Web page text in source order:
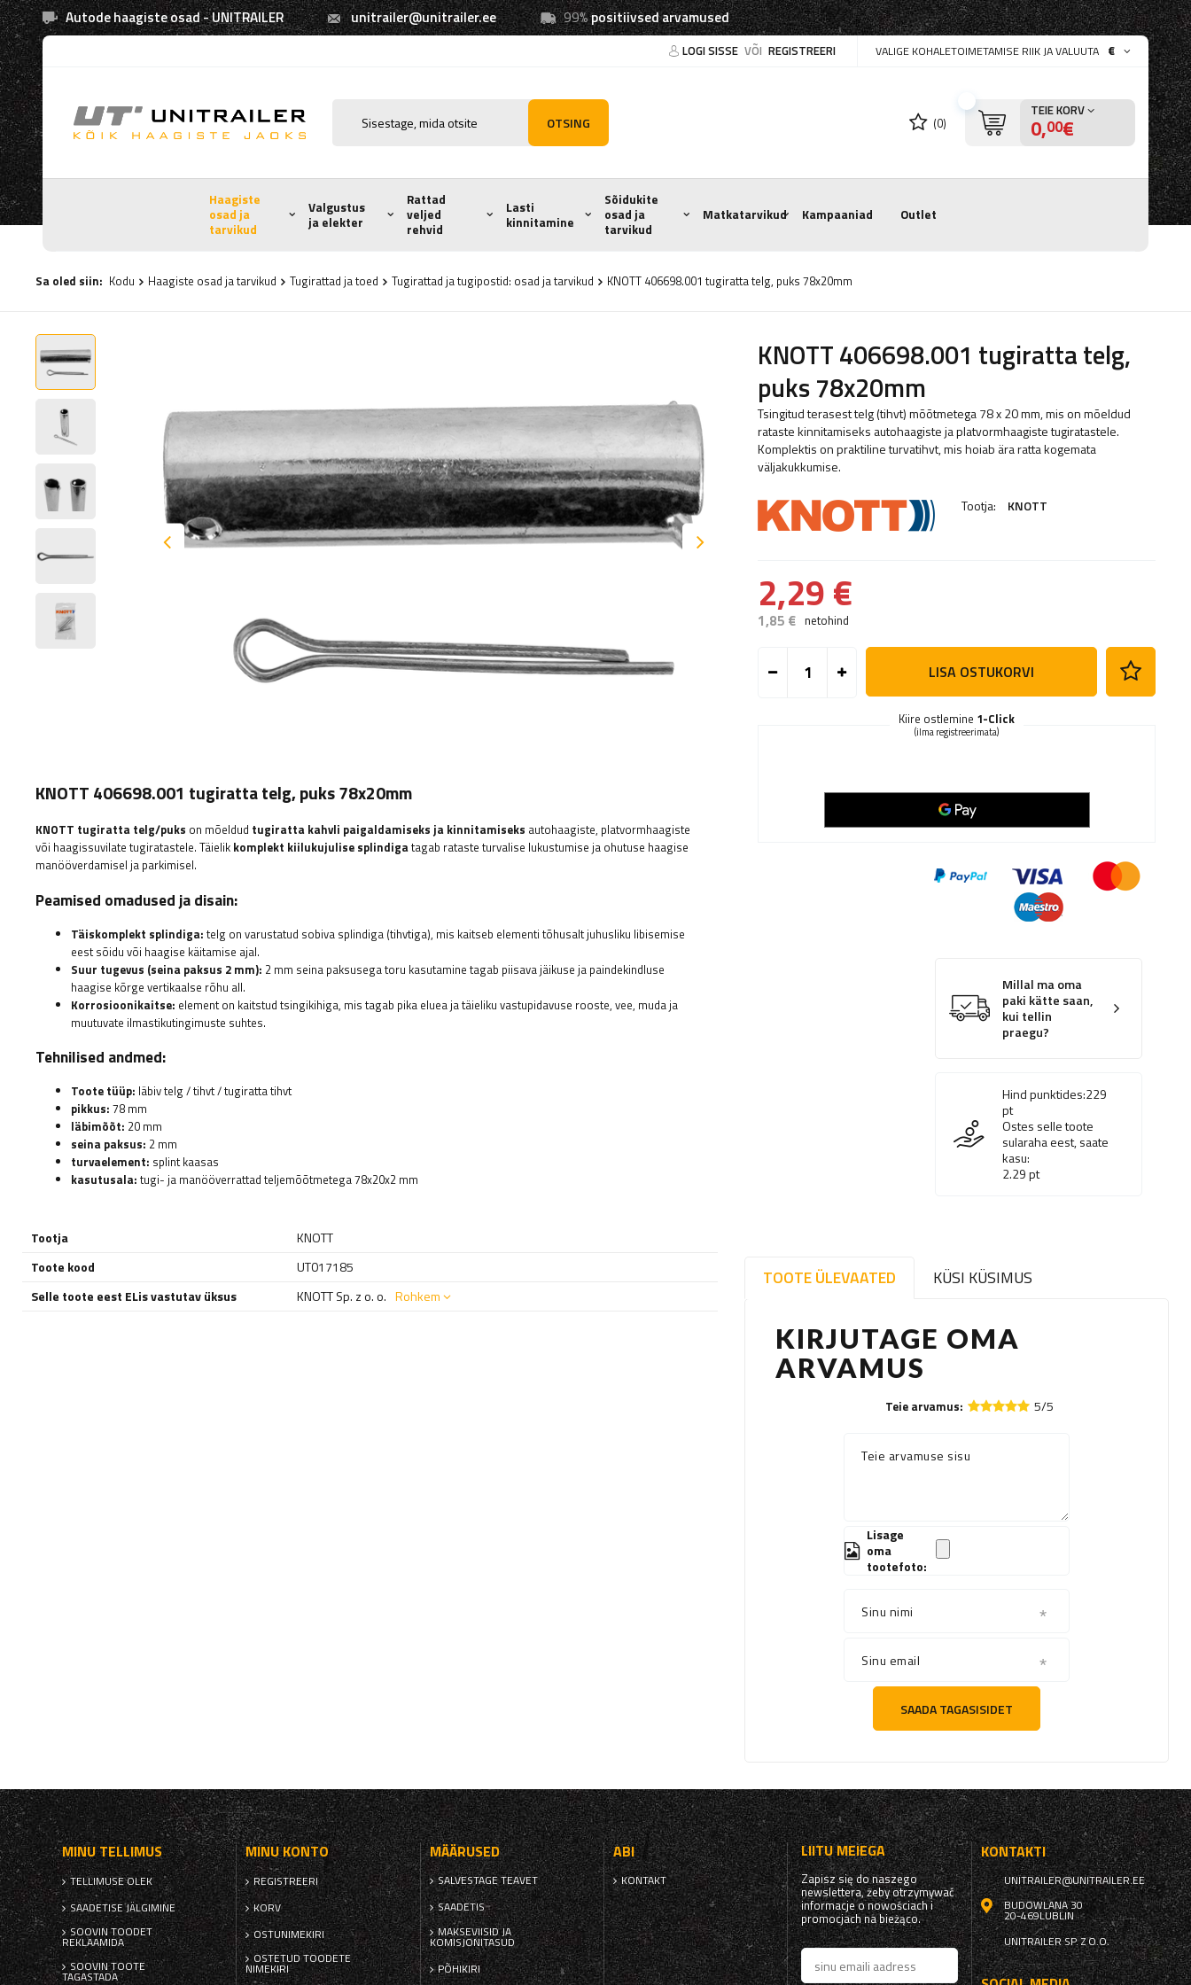
Autode haagiste osad - UNITRAILER unitrailer@unitrailer.ee 99%positiivsed arvamused
LOGI SISSE VÕI REGISTREERI VALIGE KOHALETOIMETAMISE RIIK JA VALUUTA €
OTSING (0)
TEIE KORV
0,00€
Haagiste
osad ja
tarvikud
Valgustus
ja elekter
Rattad
veljed
rehvid
Lasti
kinnitamine
Sõidukite
osad ja
tarvikud
Matkatarvikud Kampaaniad Outlet
Sa oled siin: Kodu Haagiste osad ja tarvikud Tugirattad ja toed Tugirattad ja tugipostid: osad ja tarvikud KNOTT 406698.001 tugiratta telg, puks 78x20mm
KNOTT 406698.001 tugiratta telg,
puks 78x20mm
Tsingitud terasest telg (tihvt) mõõtmetega 78 x 20 mm, mis on mõeldud
rataste kinnitamiseks autohaagiste ja platvormhaagiste tugiratastele.
Komplektis on praktiline turvatihvt, mis hoiab ära ratta kogemata
väljakukkumise.
Tootja: KNOTT
2,29 €
1,85 € netohind
LISA OSTUKORVI
Kiire ostlemine 1-Click
(ilma registreerimata)
Millal ma oma
paki kätte saan,
kui tellin
praegu?
Hind punktides:229
pt
Ostes selle toote
sularaha eest, saate
kasu:
2.29pt
TOOTE ÜLEVAATED KÜSI KÜSIMUS
KIRJUTAGE OMA
ARVAMUS
Teie arvamus: 5/5
Teie arvamuse sisu
Lisage
oma
tootefoto:
Sinu nimi
Sinu email
SAADA TAGASISIDET
KNOTT 406698.001 tugiratta telg, puks 78x20mm
KNOTT tugiratta telg/puks on mõeldud tugiratta kahvli paigaldamiseks ja kinnitamiseks autohaagiste, platvormhaagiste
või haagissuvilate tugiratastele. Täielik komplekt kiilukujulise splindigatagab rataste turvalise lukustumise ja ohutuse haagise
manööverdamisel ja parkimisel.
Peamised omadused ja disain:
Täiskomplekt splindiga: telg on varustatud sobiva splindiga (tihvtiga), mis kaitseb elementi tõhusalt juhusliku libisemise
eest sõidu või haagise käitamise ajal.
Suur tugevus (seina paksus 2 mm): 2 mm seina paksusega toru kasutamine tagab piisava jäikuse ja paindekindluse
haagise kõrge vertikaalse rõhu all.
Korrosioonikaitse: element on kaitstud tsingikihiga, mis tagab pika eluea ja täieliku vastupidavuse rooste, vee, muda ja
muutuvate ilmastikutingimuste suhtes.
Tehnilised andmed:
Toote tüüp: läbiv telg / tihvt / tugiratta tihvt
pikkus: 78 mm
läbimõõt: 20 mm
seina paksus: 2 mm
turvaelement: splint kaasas
kasutusala: tugi- ja manööverrattad teljemõõtmetega 78x20x2 mm
Tootja
KNOTT
Toote kood
UT017185
Selle toote eest ELis vastutav üksus
KNOTT Sp. z o. o. Rohkem
MINU TELLIMUS
TELLIMUSE OLEK
SAADETISE JÄLGIMINE
SOOVIN TOODET
REKLAAMIDA
SOOVIN TOOTE
TAGASTADA
MINU KONTO
REGISTREERI
KORV
OSTUNIMEKIRI
OSTETUD TOODETE
NIMEKIRI
MÄÄRUSED
SALVESTAGE TEAVET
SAADETIS
MAKSEVIISID JA
KOMISJONITASUD
PÕHIKIRI
ABI
KONTAKT
LIITU MEIEGA
Zapisz się do naszego
newslettera, żeby otrzymywać
informacje o nowościach i
promocjach na bieżąco.
KONTAKTI
UNITRAILER@UNITRAILER.EE
BUDOWLANA 30
20-469LUBLIN
UNITRAILER SP. Z O.O.